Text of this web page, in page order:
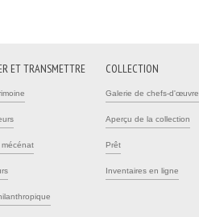
ET TRANSMETTRE COLLECTION
Galerie de chefs-d'œuvre
Aperçu de la collection
Prêt
Inventaires en ligne